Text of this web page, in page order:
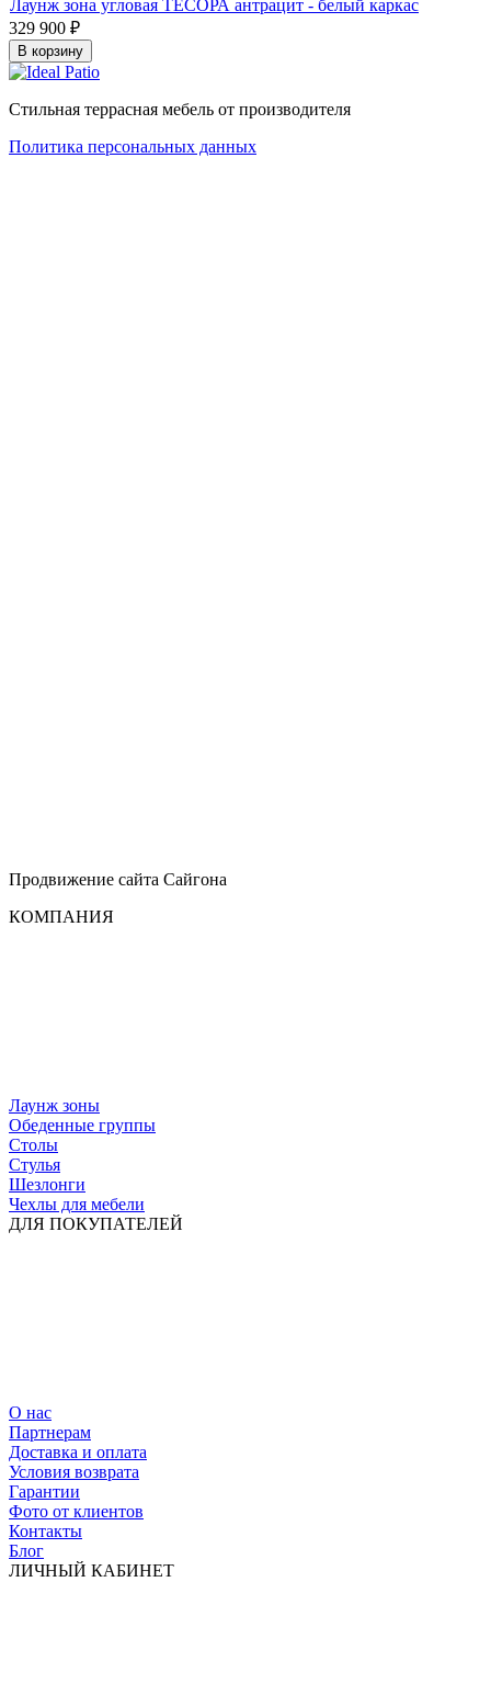
Лаунж зона угловая ТЕСОРА антрацит - белый каркас
329 900 ₽
В корзину
Стильная террасная мебель от производителя
Политика персональных данных
Продвижение сайта Сайгона
КОМПАНИЯ
Лаунж зоны
Обеденные группы
Столы
Стулья
Шезлонги
Чехлы для мебели
ДЛЯ ПОКУПАТЕЛЕЙ
О нас
Партнерам
Доставка и оплата
Условия возврата
Гарантии
Фото от клиентов
Контакты
Блог
ЛИЧНЫЙ КАБИНЕТ